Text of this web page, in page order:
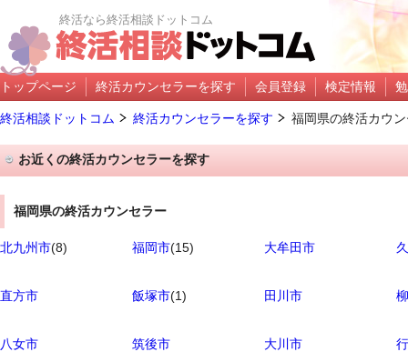
終活なら終活相談ドットコム
トップページ 終活カウンセラーを探す 会員登録 検定情報
終活相談ドットコム 終活カウンセラーを探す 福岡県の終活カウ
お近くの終活カウンセラーを探す
福岡県の終活カウンセラー
北九州市(8) 福岡市(15) 大牟田市
直方市 飯塚市(1) 田川市
八女市 筑後市 大川市